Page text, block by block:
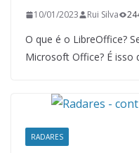
10/01/2023 Rui Silva
O que é o LibreOffice?
Microsoft Office? É isso
RADARES